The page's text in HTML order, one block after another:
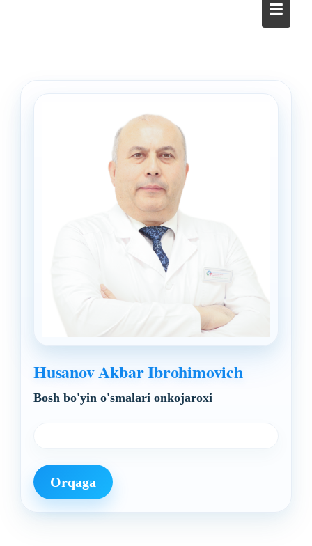
Husanov Akbar Ibrohimovich
Bosh bo'yin o'smalari onkojaroxi
Orqaga